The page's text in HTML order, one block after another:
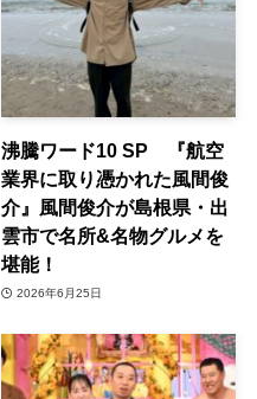
沸騰ワード10 SP 『航空
業界に取り憑かれた風間俊
介』風間俊介が島根県・出
雲市で名所&名物グルメを
堪能！
2026年6月25日